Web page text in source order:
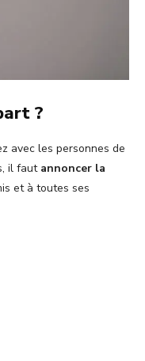
?
avec les personnes de
il faut annoncer la
et à toutes ses